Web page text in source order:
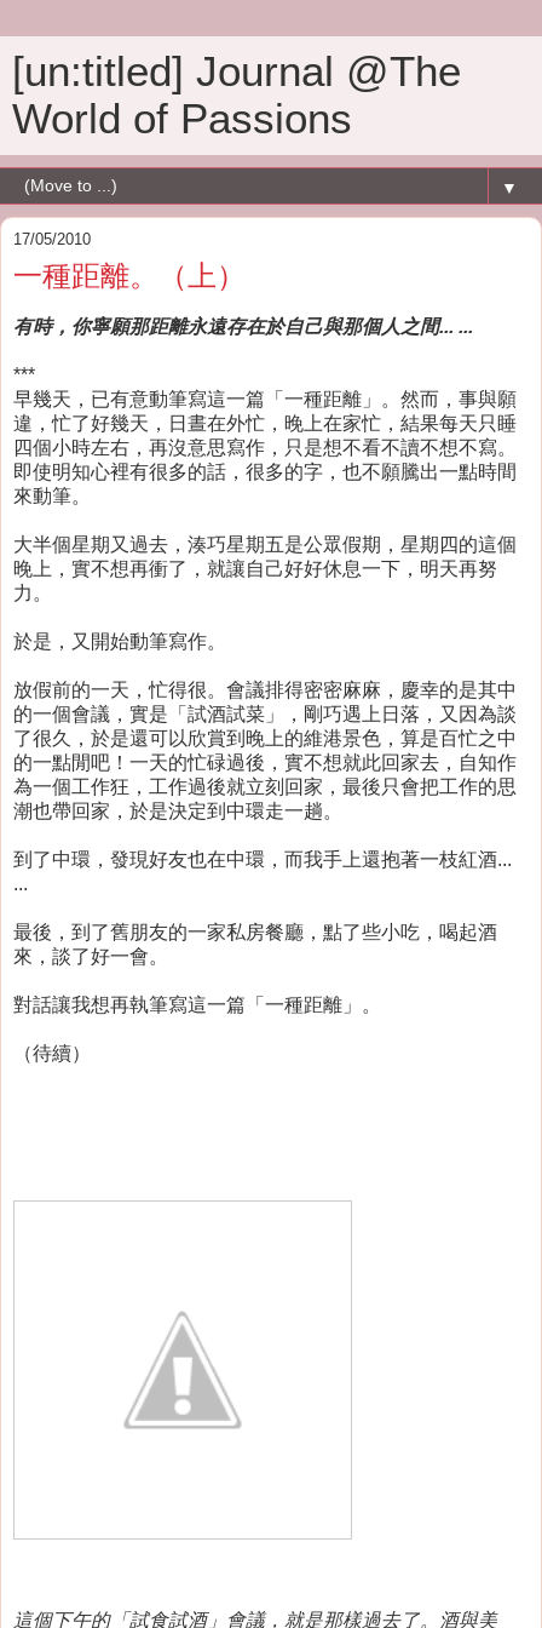
[un:titled] Journal @The
World of Passions
▼
17/05/2010
一種距離。（上）
有時，你寧願那距離永遠存在於自己與那個人之間... ...
***
早幾天，已有意動筆寫這一篇「一種距離」。然而，事與願
違，忙了好幾天，日晝在外忙，晚上在家忙，結果每天只睡
四個小時左右，再沒意思寫作，只是想不看不讀不想不寫。
即使明知心裡有很多的話，很多的字，也不願騰出一點時間
來動筆。
大半個星期又過去，湊巧星期五是公眾假期，星期四的這個
晚上，實不想再衝了，就讓自己好好休息一下，明天再努
力。
於是，又開始動筆寫作。
放假前的一天，忙得很。會議排得密密麻麻，慶幸的是其中
的一個會議，實是「試酒試菜」，剛巧遇上日落，又因為談
了很久，於是還可以欣賞到晚上的維港景色，算是百忙之中
的一點閒吧！一天的忙碌過後，實不想就此回家去，自知作
為一個工作狂，工作過後就立刻回家，最後只會把工作的思
潮也帶回家，於是決定到中環走一趟。
到了中環，發現好友也在中環，而我手上還抱著一枝紅酒...
...
最後，到了舊朋友的一家私房餐廳，點了些小吃，喝起酒
來，談了好一會。
對話讓我想再執筆寫這一篇「一種距離」。
（待續）
這個下午的「試食試酒」會議，就是那樣過去了。酒與美